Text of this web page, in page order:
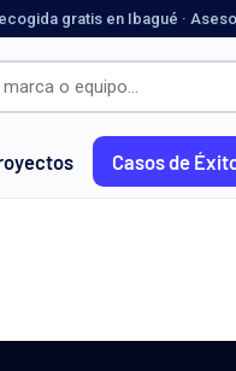
gratis en Ibagué ·
Casos de